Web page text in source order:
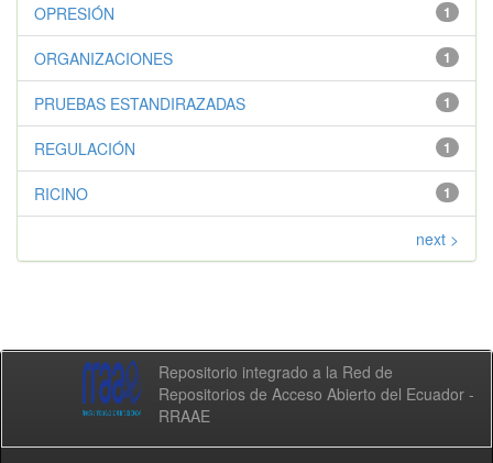
1
OPRESIÓN
1
ORGANIZACIONES
1
PRUEBAS ESTANDIRAZADAS
1
REGULACIÓN
1
RICINO
next >
Repositorio integrado a la Red de
Repositorios de Acceso Abierto del Ecuador -
RRAAE